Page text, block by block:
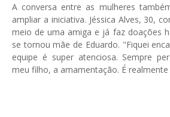
A conversa entre as mulheres
ampliar a iniciativa. Jéssica Alves, 30,
meio de uma amiga e já faz doações
se tornou mãe de Eduardo. "Fiquei
equipe é super atenciosa. Sempre
meu filho, a amamentação. É